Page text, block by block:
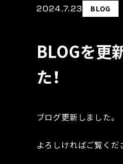
2024.7.23 BLOG
BLOGを更
た！
ブログ更新しました。
よろしければご覧くだ